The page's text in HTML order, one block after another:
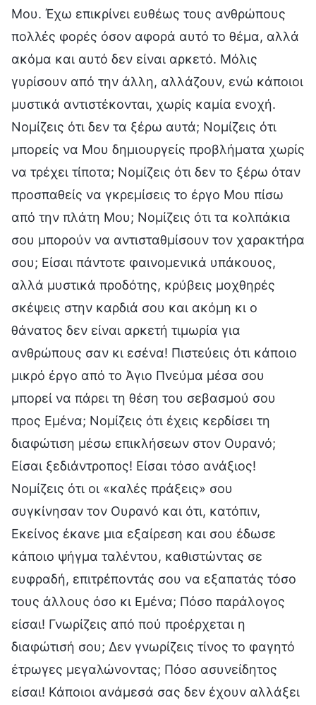
Μου. Έχω επικρίνει ευθέως τους ανθρώπους
πολλές φορές όσον αφορά αυτό το θέμα, αλλά
ακόμα και αυτό δεν είναι αρκετό. Μόλις
γυρίσουν από την άλλη, αλλάζουν, ενώ κάποιοι
μυστικά αντιστέκονται, χωρίς καμία ενοχή.
Νομίζεις ότι δεν τα ξέρω αυτά; Νομίζεις ότι
μπορείς να Μου δημιουργείς προβλήματα χωρίς
να τρέχει τίποτα; Νομίζεις ότι δεν το ξέρω όταν
προσπαθείς να γκρεμίσεις το έργο Μου πίσω
από την πλάτη Μου; Νομίζεις ότι τα κολπάκια
σου μπορούν να αντισταθμίσουν τον χαρακτήρα
σου; Είσαι πάντοτε φαινομενικά υπάκουος,
αλλά μυστικά προδότης, κρύβεις μοχθηρές
σκέψεις στην καρδιά σου και ακόμη κι ο
θάνατος δεν είναι αρκετή τιμωρία για
ανθρώπους σαν κι εσένα! Πιστεύεις ότι κάποιο
μικρό έργο από το Άγιο Πνεύμα μέσα σου
μπορεί να πάρει τη θέση του σεβασμού σου
προς Εμένα; Νομίζεις ότι έχεις κερδίσει τη
διαφώτιση μέσω επικλήσεων στον Ουρανό;
Είσαι ξεδιάντροπος! Είσαι τόσο ανάξιος!
Νομίζεις ότι οι «καλές πράξεις» σου
συγκίνησαν τον Ουρανό και ότι, κατόπιν,
Εκείνος έκανε μια εξαίρεση και σου έδωσε
κάποιο ψήγμα ταλέντου, καθιστώντας σε
ευφραδή, επιτρέποντάς σου να εξαπατάς τόσο
τους άλλους όσο κι Εμένα; Πόσο παράλογος
είσαι! Γνωρίζεις από πού προέρχεται η
διαφώτισή σου; Δεν γνωρίζεις τίνος το φαγητό
έτρωγες μεγαλώνοντας; Πόσο ασυνείδητος
είσαι! Κάποιοι ανάμεσά σας δεν έχουν αλλάξει